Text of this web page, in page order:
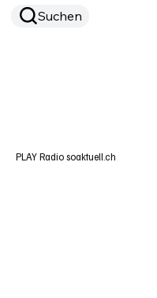
Suchen
PLAY Radio soaktuell.ch